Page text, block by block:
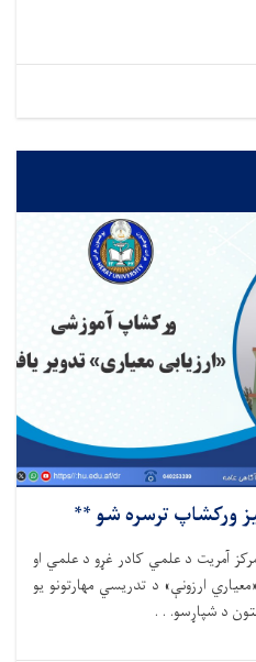
ورکشاپ ترسره شو **
آمریت د علمي کادر غړو د علمي او
ارزونې» د تدریسي مهارتونو یو
د شپاړسو. . .